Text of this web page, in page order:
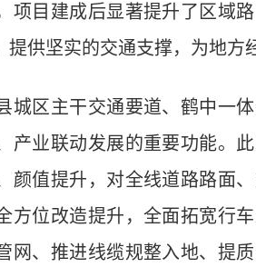
项目建成后显著提升了区域
供坚实的交通支撑，为地方
区主干交通要道、鹤中一体
产业联动发展的重要功能。
颜值提升，对全线道路路面
方位改造提升，全面拓宽行
网、推进线缆规整入地、提